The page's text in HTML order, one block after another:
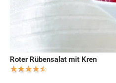
Roter Rübensalat mit Kren